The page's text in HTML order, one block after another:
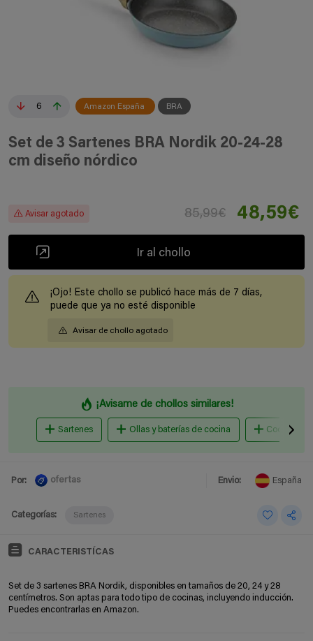
6 Amazon España BRA
Set de 3 Sartenes BRA Nordik 20-24-28
cm diseño nórdico
Avisar agotado 85,99€ 48,59€
Ir al chollo
¡Ojo! Este chollo se publicó hace más de 7 días,
puede que ya no esté disponible
Avisar de chollo agotado
¡Avisame de chollos similares!
Sartenes Ollas y baterías de cocina Cocina al
Por: ofertas Envio: España
Categorías: Sartenes
CARACTERISTÍCAS
Set de 3 sartenes BRA Nordik, disponibles en tamaños de 20, 24 y 28
centímetros. Son aptas para todo tipo de cocinas, incluyendo inducción.
Puedes encontrarlas en Amazon.